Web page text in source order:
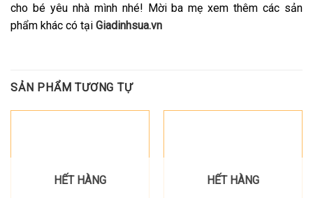
cho bé yêu nhà mình nhé! Mời ba mẹ xem thêm các sản
phẩm khác có tại Giadinhsua.vn
SẢN PHẨM TƯƠNG TỰ
HẾT HÀNG HẾT HÀNG